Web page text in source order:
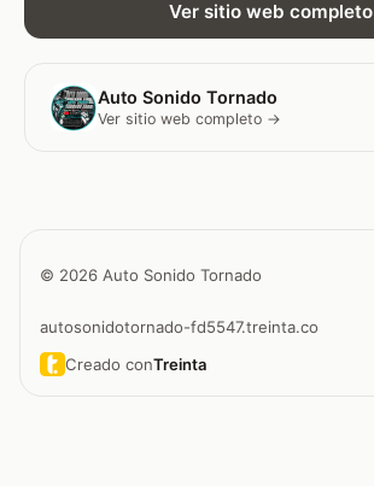
Ver sitio web completo
Auto Sonido Tornado
Ver sitio web completo →
© 2026 Auto Sonido Tornado
autosonidotornado-fd5547.treinta.co
Creado conTreinta